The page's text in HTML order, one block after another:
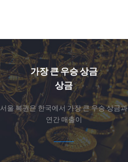
가장 큰 우승 상금
상금
서울 복권은 한국에서 가장 큰 우승 상금과
연간 매출이